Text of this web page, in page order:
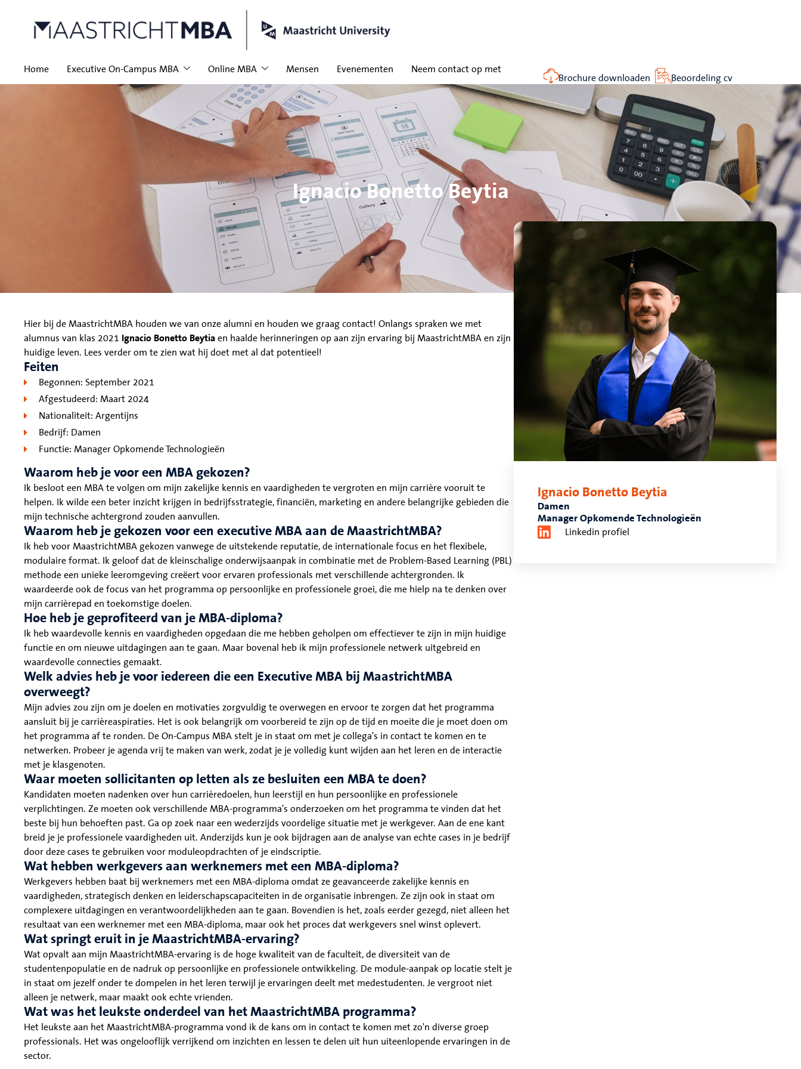
Home Executive On-Campus MBA Online MBA Mensen Evenementen
Neem contact op met
Brochure downloaden
Beoordeling cv
Ignacio Bonetto Beytia
Hier bij de MaastrichtMBA houden we van onze alumni en houden we graag contact! Onlangs spraken we met
alumnus van klas 2021 Ignacio Bonetto Beytia en haalde herinneringen op aan zijn ervaring bij MaastrichtMBA en zijn
huidige leven. Lees verder om te zien wat hij doet met al dat potentieel!
Feiten
Begonnen: September 2021
Afgestudeerd: Maart 2024
Nationaliteit: Argentijns
Bedrijf: Damen
Functie: Manager Opkomende Technologieën
Waarom heb je voor een MBA gekozen?
Ik besloot een MBA te volgen om mijn zakelijke kennis en vaardigheden te vergroten en mijn carrière vooruit te
helpen. Ik wilde een beter inzicht krijgen in bedrijfsstrategie, financiën, marketing en andere belangrijke gebieden die
mijn technische achtergrond zouden aanvullen.
Waarom heb je gekozen voor een executive MBA aan de MaastrichtMBA?
Ik heb voor MaastrichtMBA gekozen vanwege de uitstekende reputatie, de internationale focus en het flexibele,
modulaire format. Ik geloof dat de kleinschalige onderwijsaanpak in combinatie met de Problem-Based Learning (PBL)
methode een unieke leeromgeving creëert voor ervaren professionals met verschillende achtergronden. Ik
waardeerde ook de focus van het programma op persoonlijke en professionele groei, die me hielp na te denken over
mijn carrièrepad en toekomstige doelen.
Hoe heb je geprofiteerd van je MBA-diploma?
Ik heb waardevolle kennis en vaardigheden opgedaan die me hebben geholpen om effectiever te zijn in mijn huidige
functie en om nieuwe uitdagingen aan te gaan. Maar bovenal heb ik mijn professionele netwerk uitgebreid en
waardevolle connecties gemaakt.
Welk advies heb je voor iedereen die een Executive MBA bij MaastrichtMBA
overweegt?
Mijn advies zou zijn om je doelen en motivaties zorgvuldig te overwegen en ervoor te zorgen dat het programma
aansluit bij je carrièreaspiraties. Het is ook belangrijk om voorbereid te zijn op de tijd en moeite die je moet doen om
het programma af te ronden. De On-Campus MBA stelt je in staat om met je collega's in contact te komen en te
netwerken. Probeer je agenda vrij te maken van werk, zodat je je volledig kunt wijden aan het leren en de interactie
met je klasgenoten.
Waar moeten sollicitanten op letten als ze besluiten een MBA te doen?
Kandidaten moeten nadenken over hun carrièredoelen, hun leerstijl en hun persoonlijke en professionele
verplichtingen. Ze moeten ook verschillende MBA-programma's onderzoeken om het programma te vinden dat het
beste bij hun behoeften past. Ga op zoek naar een wederzijds voordelige situatie met je werkgever. Aan de ene kant
breid je je professionele vaardigheden uit. Anderzijds kun je ook bijdragen aan de analyse van echte cases in je bedrijf
door deze cases te gebruiken voor moduleopdrachten of je eindscriptie.
Wat hebben werkgevers aan werknemers met een MBA-diploma?
Werkgevers hebben baat bij werknemers met een MBA-diploma omdat ze geavanceerde zakelijke kennis en
vaardigheden, strategisch denken en leiderschapscapaciteiten in de organisatie inbrengen. Ze zijn ook in staat om
complexere uitdagingen en verantwoordelijkheden aan te gaan. Bovendien is het, zoals eerder gezegd, niet alleen het
resultaat van een werknemer met een MBA-diploma, maar ook het proces dat werkgevers snel winst oplevert.
Wat springt eruit in je MaastrichtMBA-ervaring?
Wat opvalt aan mijn MaastrichtMBA-ervaring is de hoge kwaliteit van de faculteit, de diversiteit van de
studentenpopulatie en de nadruk op persoonlijke en professionele ontwikkeling. De module-aanpak op locatie stelt je
in staat om jezelf onder te dompelen in het leren terwijl je ervaringen deelt met medestudenten. Je vergroot niet
alleen je netwerk, maar maakt ook echte vrienden.
Wat was het leukste onderdeel van het MaastrichtMBA programma?
Het leukste aan het MaastrichtMBA-programma vond ik de kans om in contact te komen met zo'n diverse groep
professionals. Het was ongelooflijk verrijkend om inzichten en lessen te delen uit hun uiteenlopende ervaringen in de
sector.
Ignacio Bonetto Beytia
Damen
Manager Opkomende Technologieën
Linkedin profiel